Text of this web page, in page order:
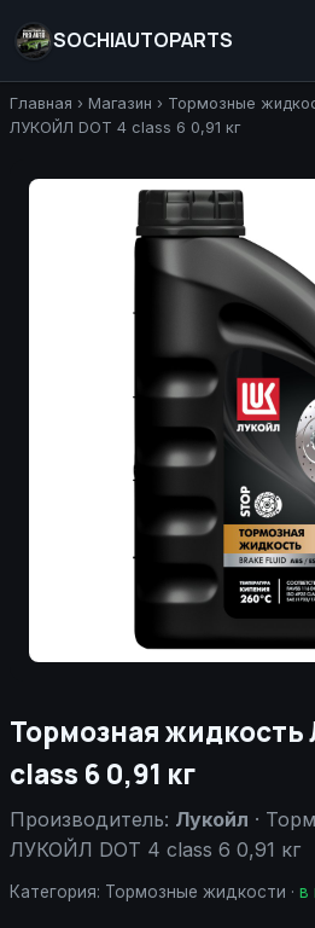
SOCHIAUTOPARTS
Главная › Магазин › Тормозные
ЛУКОЙЛ DOT 4 class 6 0,91 кг
Тормозная
class 6 0,91 кг
Производитель: Лукойл ·
ЛУКОЙЛ DOT 4 class 6 0,91 кг
Категория: Тормозные жидкости · в